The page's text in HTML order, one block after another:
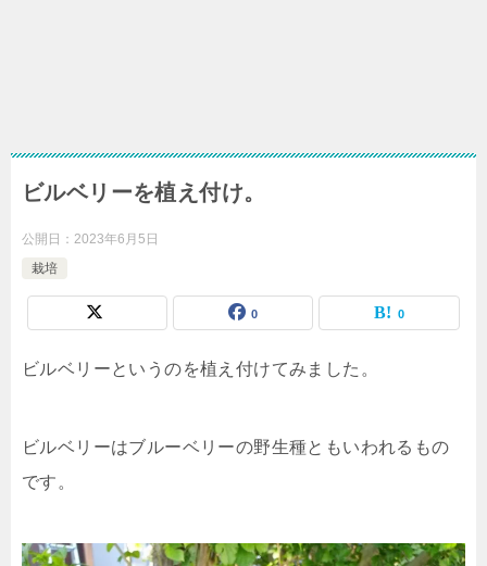
ビルベリーを植え付け。
公開日： 2023年6月5日
栽培
0 0
ビルベリーというのを植え付けてみました。
ビルベリーはブルーベリーの野生種ともいわれるもの
です。